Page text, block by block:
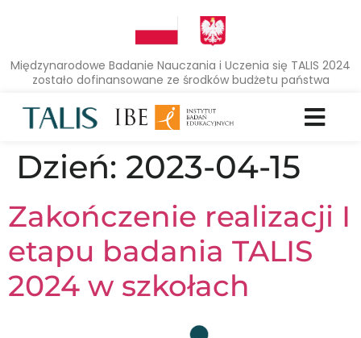
Międzynarodowe Badanie Nauczania i Uczenia się TALIS 2024
zostało dofinansowane ze środków budżetu państwa
Dzień: 2023-04-15
Zakończenie realizacji I
etapu badania TALIS
2024 w szkołach